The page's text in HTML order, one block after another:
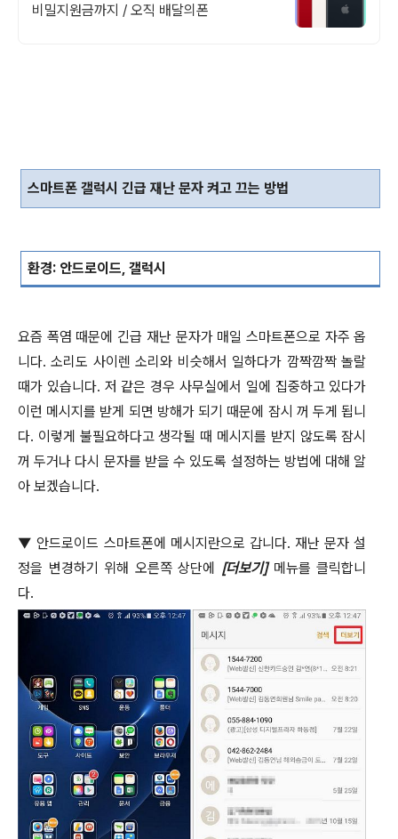
비밀지원금까지 / 오직 배달의폰
스마트폰 갤럭시 긴급 재난 문자 켜고 끄는 방법
환경: 안드로이드 갤럭시
요즘 폭염 때문에 긴급 재난 문자가 매일 스마트폰으로 자주 옵
니다.소리도 사이렌 소리와 비슷해서 일하다가 깜짝깜짝 놀랄
때가 있습니다. 저 같은 경우 사무실에서 일에 집중하고 있다가
이런 메시지를 받게 되면 방해가 되기 때문에 잠시 꺼 두게 됩니
다. 이렇게 불필요하다고 생각될 때 메시지를 받지 않도록 잠시
꺼 두거나 다시 문자를 받을 수 있도록 설정하는 방법에 대해 알
아 보겠습니다.
▼ 안드로이드 스마트폰에 메시지란으로 갑니다. 재난 문자 설
정을 변경하기 위해 오른쪽 상단에 [더보기] 메뉴를 클릭합니
다.